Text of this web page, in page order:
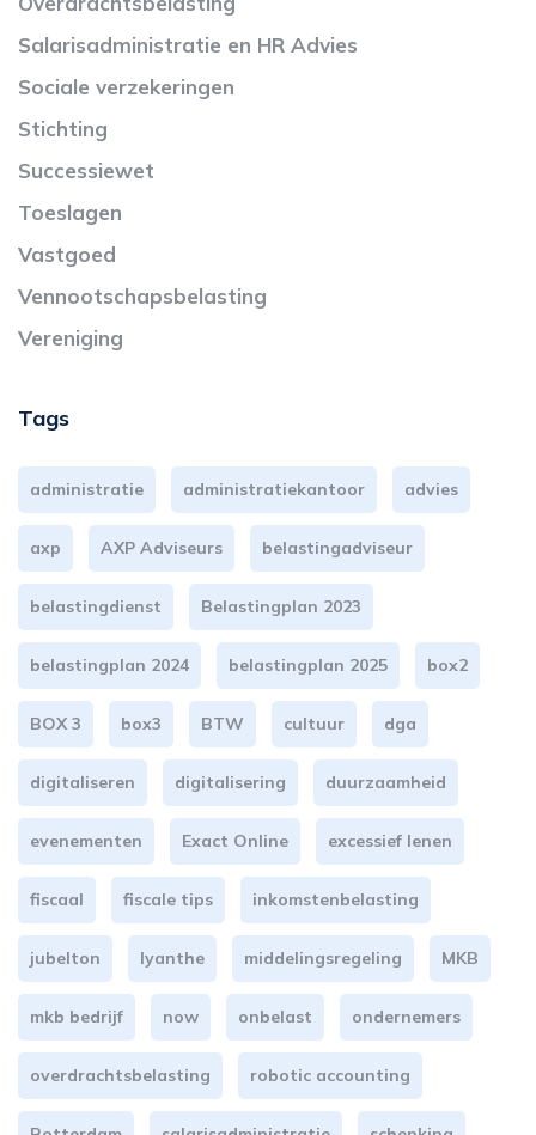
Salarisadministratie en HR Advies
Sociale verzekeringen
Stichting
Successiewet
Toeslagen
Vastgoed
Vennootschapsbelasting
Vereniging
Tags
administratie administratiekantoor advies
axp AXP Adviseurs belastingadviseur
belastingdienst Belastingplan 2023
belastingplan 2024 belastingplan 2025 box2
BOX 3 box3 BTW cultuur dga
digitaliseren digitalisering duurzaamheid
evenementen Exact Online excessief lenen
fiscaal fiscale tips inkomstenbelasting
jubelton lyanthe middelingsregeling MKB
mkb bedrijf now onbelast ondernemers
overdrachtsbelasting robotic accounting